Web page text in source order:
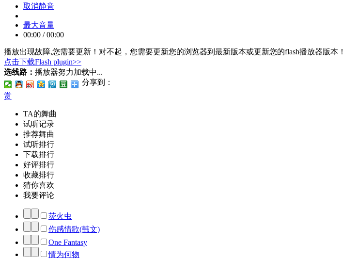
取消静音
最大音量
00:00 / 00:00
播放出现故障,您需要更新！ 对不起，您需要更新您的浏览器到最新版本或更新您的flash播放器版本！
点击下载Flash plugin>>
选线路： 播放器努力加载中...
分享到：
赏
TA的舞曲
试听记录
推荐舞曲
试听排行
下载排行
好评排行
收藏排行
猜你喜欢
我要评论
荧火虫
伤感情歌(韩文)
One Fantasy
情为何物